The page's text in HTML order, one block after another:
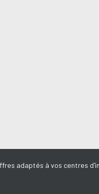
adaptés à vos centres